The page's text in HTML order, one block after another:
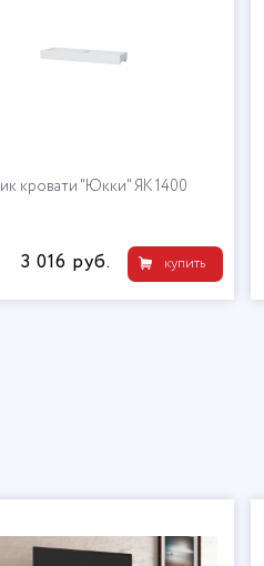
кровати "Юкки" ЯК 1400
купить
3 016 руб.